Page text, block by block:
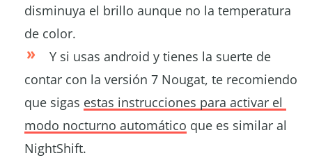
disminuya el brillo aunque no la temperatura
de color.
Y si usas android y tienes la suerte de
contar con la versión 7 Nougat, te recomiendo
que sigas estas instrucciones para activar el
modo nocturno automático que es similar al
NightShift.